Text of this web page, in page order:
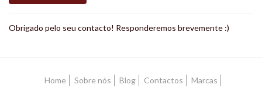
Obrigado pelo seu contacto! Responderemos brevemente :)
Home Sobre nós Blog Contactos
Marcas